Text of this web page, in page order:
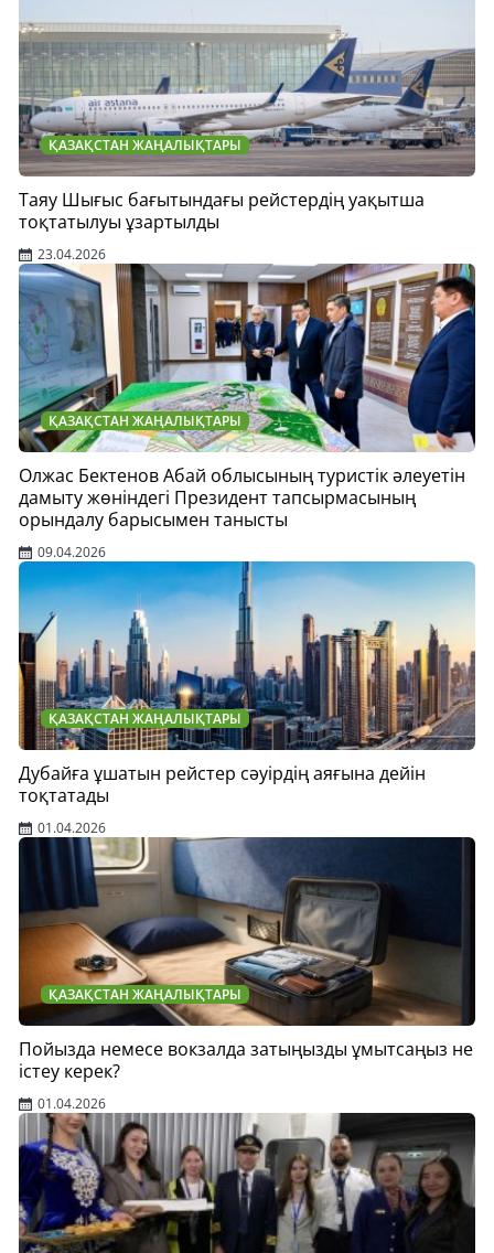
ҚАЗАҚСТАН ЖАҢАЛЫҚТАРЫ
Таяу Шығыс бағытындағы рейстердің уақытша
тоқтатылуы ұзартылды
23.04.2026
ҚАЗАҚСТАН ЖАҢАЛЫҚТАРЫ
Олжас Бектенов Абай облысының туристік әлеуетін
дамыту жөніндегі Президент тапсырмасының
орындалу барысымен танысты
09.04.2026
ҚАЗАҚСТАН ЖАҢАЛЫҚТАРЫ
Дубайға ұшатын рейстер сәуірдің аяғына дейін
тоқтатады
01.04.2026
ҚАЗАҚСТАН ЖАҢАЛЫҚТАРЫ
Пойызда немесе вокзалда затыңызды ұмытсаңыз не
істеу керек?
01.04.2026